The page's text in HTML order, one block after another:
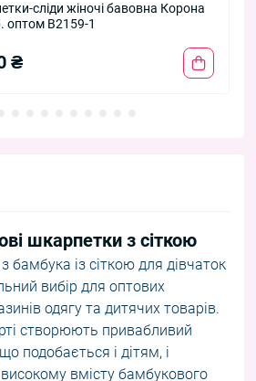
сліди жіночі бавовна Корона
оптом B2159-1
₴
шкарпетки з сіткою
бамбука із сіткою для дівчаток
вибір для оптових
одягу та дитячих товарів.
створюють привабливий
подобається і дітям, і
вмісту бамбукового